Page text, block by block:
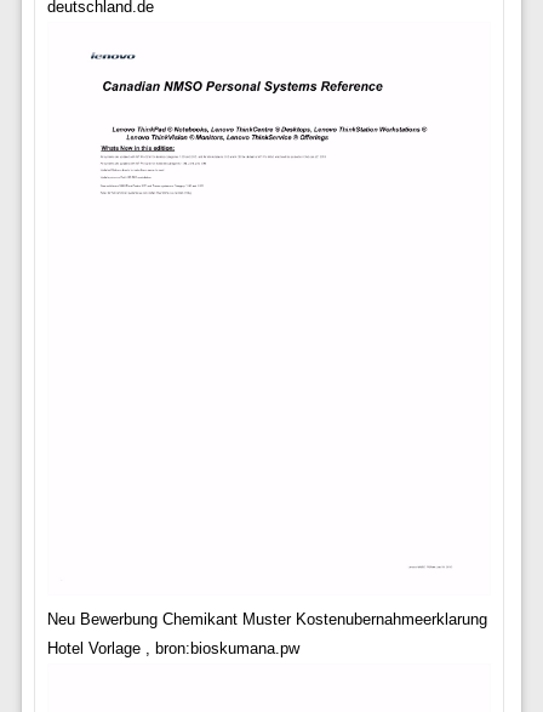
deutschland.de
Neu Bewerbung Chemikant Muster Kostenubernahmeerklarung
Hotel Vorlage , bron:bioskumana.pw